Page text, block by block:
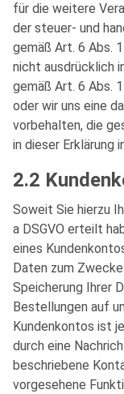
für die weitere
der steuer- und
gemäß Art. 6 Abs.
nicht ausdrücklich
gemäß Art. 6 Abs.
oder wir uns eine
vorbehalten, die
in dieser Erklärung
2.2
Soweit Sie hierzu
a DSGVO erteilt
eines
Daten zum
Speicherung Ihrer
Bestellungen auf
Kundenkontos ist
durch eine
beschriebene
vorgesehene